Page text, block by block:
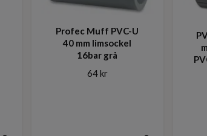
Profec Muff PVC-U
40 mm limsockel
16bar grå
64 kr